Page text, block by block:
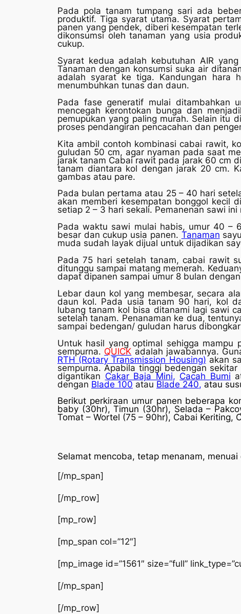
Pada pola tanam tumpang sari ada
produktif. Tiga syarat utama. Syarat
panen yang pendek, diberi kesempatan
dikonsumsi oleh tanaman yang usia
cukup.
Syarat kedua adalah kebutuhan AIR
Tanaman dengan konsumsi suka air
adalah syarat ke tiga. Kandungan hara
menumbuhkan tunas dan daun.
Pada fase generatif mulai ditambahkan
mencegah kerontokan bunga dan
pemupukan yang paling murah. Selain itu
proses pendangiran pencacahan dan
Kita ambil contoh kombinasi cabai rawit,
guludan 50 cm, agar nyaman pada saat
jarak tanam Cabai rawit pada jarak 60 cm
tanam diantara kol dengan jarak 20 cm.
gambas atau pare.
Pada bulan pertama atau 25 – 40 hari
akan memberi kesempatan bonggol kecil
setiap 2 – 3 hari sekali. Pemanenan sawi
Pada waktu sawi mulai habis, umur 40 –
besar dan cukup usia panen. Tanaman
muda sudah layak dijual untuk dijadikan
Pada 75 hari setelah tanam, cabai rawit
ditunggu sampai matang memerah.
dapat dipanen sampai umur 8 bulan
Lebar daun kol yang membesar, secara
daun kol. Pada usia tanam 90 hari, kol
lubang tanam kol bisa ditanami lagi sawi
setelah tanam. Penanaman ke dua,
sampai bedengan/ guludan harus
Untuk hasil yang optimal sehigga
sempurna. QUICK adalah jawabannya.
RTH (Rotary Transmission Housing)akan
sempurna. Apabila tinggi bedengan
digantikan Cakar Baja Mini, Cacah Bumi
dengan Blade 100 atau Blade 240, atau
Berikut perkiraan umur panen beberapa
baby (30hr), Timun (30hr), Selada –
Tomat – Wortel (75 – 90hr), Cabai Keriting,
Selamat mencoba, tetap menanam,
[/mp_span]
[/mp_row]
[mp_row]
[mp_span col=”12″]
[mp_image id=”1561″ size=”full”
[/mp_span]
[/mp_row]